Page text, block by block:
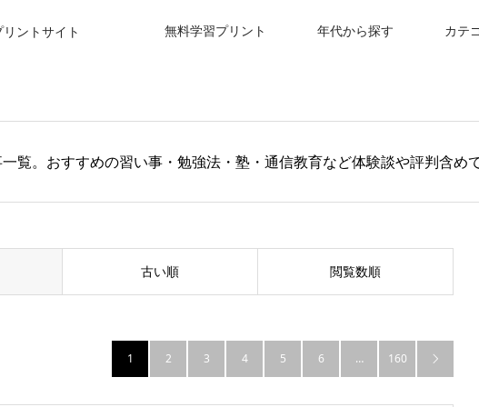
ントサイト 無料学習プリント 年代から探す カテ
覧。おすすめの習い事・勉強法・塾・通信教育など体験談や評判含め
古い順 閲覧数順
1 2 3 4 5 6 … 160 